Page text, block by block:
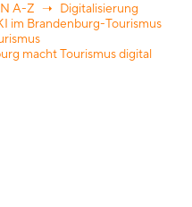
A-Z
Digitalisierung
im Brandenburg-Tourismus
macht Tourismus digital